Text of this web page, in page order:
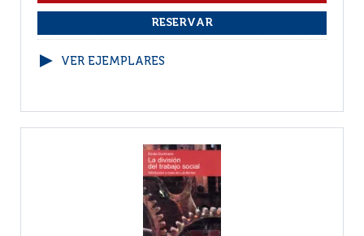
VER EJEMPLARES